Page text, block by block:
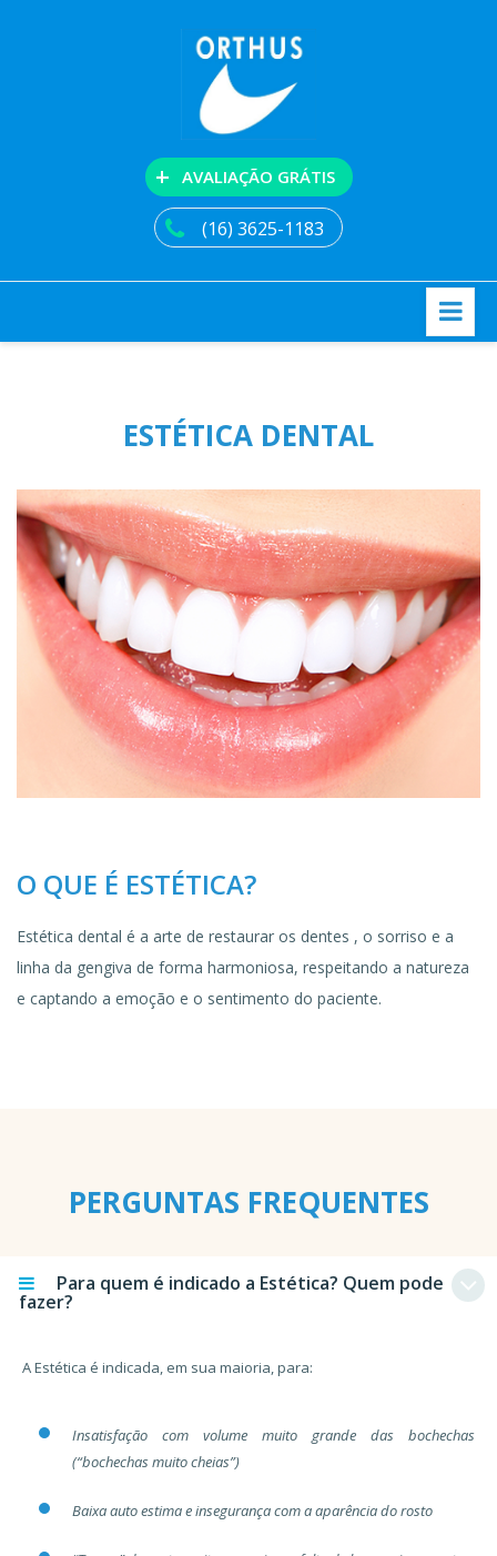
+ AVALIAÇÃO GRÁTIS
(16) 3625-1183
ESTÉTICA DENTAL
O QUE É ESTÉTICA?
Estética dental é a arte de restaurar os dentes , o sorriso e a
linha da gengiva de forma harmoniosa, respeitando a natureza
e captando a emoção e o sentimento do paciente.
PERGUNTAS FREQUENTES
Para quem é indicado a Estética? Quem pode
fazer?
A Estética é indicada, em sua maioria, para:
Insatisfação com volume muito grande das bochechas
(“bochechas muito cheias”)
Baixa auto estima e insegurança com a aparência do rosto